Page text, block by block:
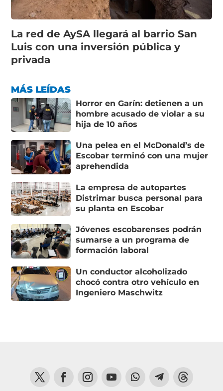
La red de AySA llegará al barrio San
Luis con una inversión pública y
privada
MÁS LEÍDAS
Horror en Garín: detienen a un
hombre acusado de violar a su
hija de 10 años
Una pelea en el McDonald’s de
Escobar terminó con una mujer
aprehendida
La empresa de autopartes
Distrimar busca personal para
su planta en Escobar
Jóvenes escobarenses podrán
sumarse a un programa de
formación laboral
Un conductor alcoholizado
chocó contra otro vehículo en
Ingeniero Maschwitz